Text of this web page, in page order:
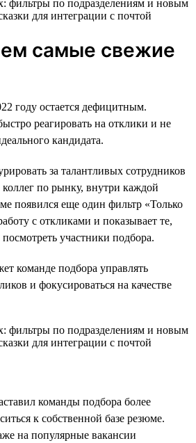
самые свежие
году остается дефицитным.
реагировать на отклики и не
кандидата.
за талантливых сотрудников
по рынку, внутри каждой
появился еще один фильтр «Только
с откликами и показывает те,
участники подбора.
команде подбора управлять
и фокусироваться на качестве
команды подбора более
к собственной базе резюме.
на популярные вакансии